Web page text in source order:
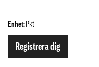
Enhet: Pkt
Registrera dig